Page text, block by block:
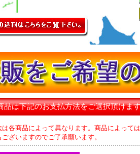
品は下記のお支払方法をご選択頂けま
各商品によって異なります。商品によって
いますのでご了承願います。